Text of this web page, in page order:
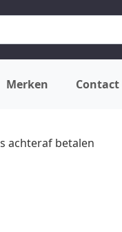
Merken Contact
achteraf betalen